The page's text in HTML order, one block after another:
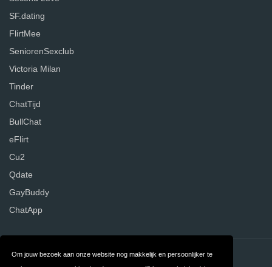
Om jouw bezoek aan onze website nog makkelijk en persoonlijker te
SF.dating
FlirtMee
SeniorenSexclub
Victoria Milan
Tinder
ChatTijd
BullChat
eFlirt
Cu2
Qdate
GayBuddy
ChatApp
Contact Over ons